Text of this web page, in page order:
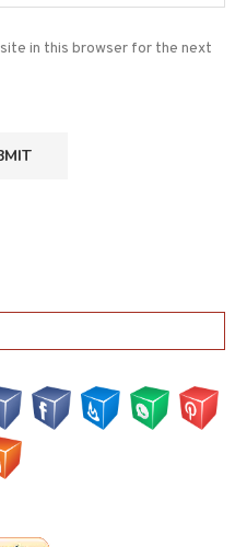
in this browser for the next